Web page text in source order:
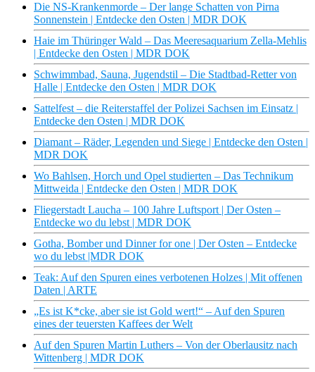
Die NS-Krankenmorde – Der lange Schatten von Pirna
Sonnenstein | Entdecke den Osten | MDR DOK
Haie im Thüringer Wald – Das Meeresaquarium Zella-Mehlis
| Entdecke den Osten | MDR DOK
Schwimmbad, Sauna, Jugendstil – Die Stadtbad-Retter von
Halle | Entdecke den Osten | MDR DOK
Sattelfest – die Reiterstaffel der Polizei Sachsen im Einsatz |
Entdecke den Osten | MDR DOK
Diamant – Räder, Legenden und Siege | Entdecke den Osten |
MDR DOK
Wo Bahlsen, Horch und Opel studierten – Das Technikum
Mittweida | Entdecke den Osten | MDR DOK
Fliegerstadt Laucha – 100 Jahre Luftsport | Der Osten –
Entdecke wo du lebst | MDR DOK
Gotha, Bomber und Dinner for one | Der Osten – Entdecke
wo du lebst |MDR DOK
Teak: Auf den Spuren eines verbotenen Holzes | Mit offenen
Daten | ARTE
„Es ist K*cke, aber sie ist Gold wert!“ – Auf den Spuren
eines der teuersten Kaffees der Welt
Auf den Spuren Martin Luthers – Von der Oberlausitz nach
Wittenberg | MDR DOK